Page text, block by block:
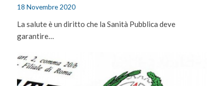
18 Novembre 2020
La salute è un diritto che la Sanità Pubblica deve
garantire…